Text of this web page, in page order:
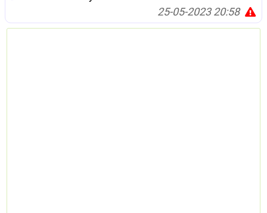
25-05-2023 20:58